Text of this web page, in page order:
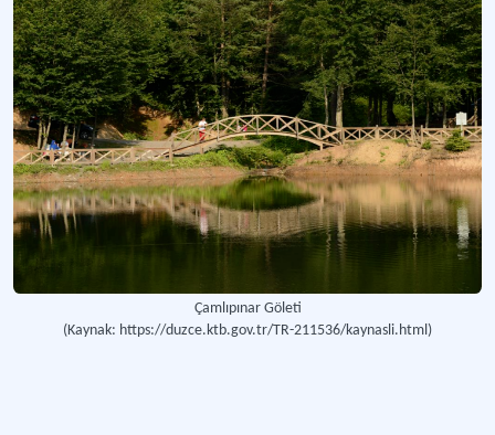
Çamlıpınar Göleti
(Kaynak: https://duzce.ktb.gov.tr/TR-211536/kaynasli.html)